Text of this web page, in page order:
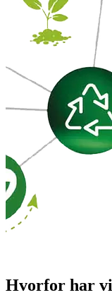
Hvorfor har